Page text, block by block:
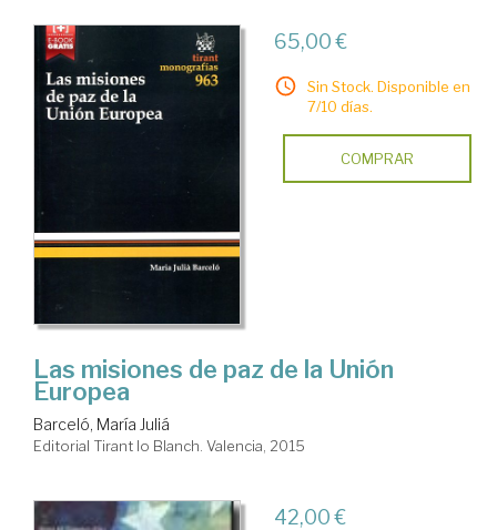
65,00 €
Sin Stock. Disponible en
7/10 días.
COMPRAR
Las misiones de paz de la Unión
Europea
Barceló, María Juliá
Editorial Tirant lo Blanch. Valencia, 2015
42,00 €